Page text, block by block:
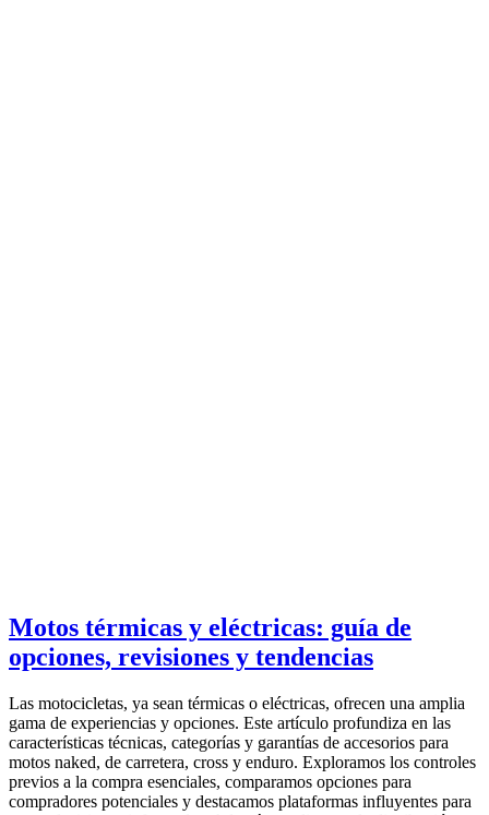
Motos térmicas y eléctricas: guía de
opciones, revisiones y tendencias
Las motocicletas, ya sean térmicas o eléctricas, ofrecen una amplia
gama de experiencias y opciones. Este artículo profundiza en las
características técnicas, categorías y garantías de accesorios para
motos naked, de carretera, cross y enduro. Exploramos los controles
previos a la compra esenciales, comparamos opciones para
compradores potenciales y destacamos plataformas influyentes para